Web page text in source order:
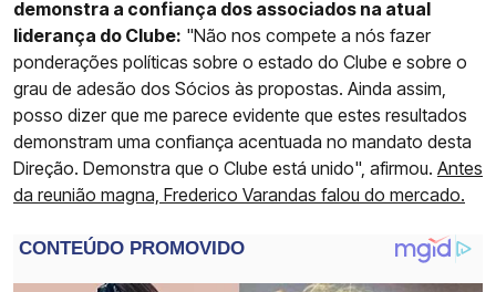
demonstra a confiança dos associados na atual
liderança do Clube: "Não nos compete a nós fazer
ponderações políticas sobre o estado do Clube e sobre o
grau de adesão dos Sócios às propostas. Ainda assim,
posso dizer que me parece evidente que estes resultados
demonstram uma confiança acentuada no mandato desta
Direção. Demonstra que o Clube está unido", afirmou. Antes
da reunião magna, Frederico Varandas falou do mercado.